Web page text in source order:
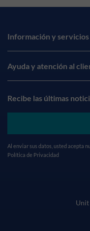
Información y servicios
Ayuda y atención al
Recibe las últimas
Al enviar sus datos, usted acepta
Política de Privacidad
Unit